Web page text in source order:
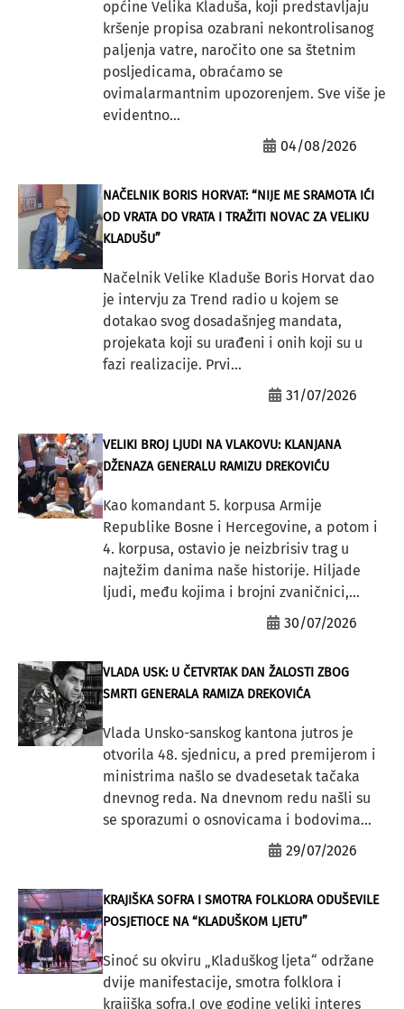
općine Velika Kladuša, koji predstavljaju
kršenje propisa ozabrani nekontrolisanog
paljenja vatre, naročito one sa štetnim
posljedicama, obraćamo se
ovimalarmantnim upozorenjem. Sve više je
evidentno...
04/08/2026
NAČELNIK BORIS HORVAT: “NIJE ME SRAMOTA IĆI
OD VRATA DO VRATA I TRAŽITI NOVAC ZA VELIKU
KLADUŠU”
Načelnik Velike Kladuše Boris Horvat dao
je intervju za Trend radio u kojem se
dotakao svog dosadašnjeg mandata,
projekata koji su urađeni i onih koji su u
fazi realizacije. Prvi...
31/07/2026
VELIKI BROJ LJUDI NA VLAKOVU: KLANJANA
DŽENAZA GENERALU RAMIZU DREKOVIĆU
Kao komandant 5. korpusa Armije
Republike Bosne i Hercegovine, a potom i
4. korpusa, ostavio je neizbrisiv trag u
najtežim danima naše historije. Hiljade
ljudi, među kojima i brojni zvaničnici,...
30/07/2026
VLADA USK: U ČETVRTAK DAN ŽALOSTI ZBOG
SMRTI GENERALA RAMIZA DREKOVIĆA
Vlada Unsko-sanskog kantona jutros je
otvorila 48. sjednicu, a pred premijerom i
ministrima našlo se dvadesetak tačaka
dnevnog reda. Na dnevnom redu našli su
se sporazumi o osnovicama i bodovima...
29/07/2026
KRAJIŠKA SOFRA I SMOTRA FOLKLORA ODUŠEVILE
POSJETIOCE NA “KLADUŠKOM LJETU”
Sinoć su okviru „Kladuškog ljeta“ održane
dvije manifestacije, smotra folklora i
krajiška sofra.I ove godine veliki interes